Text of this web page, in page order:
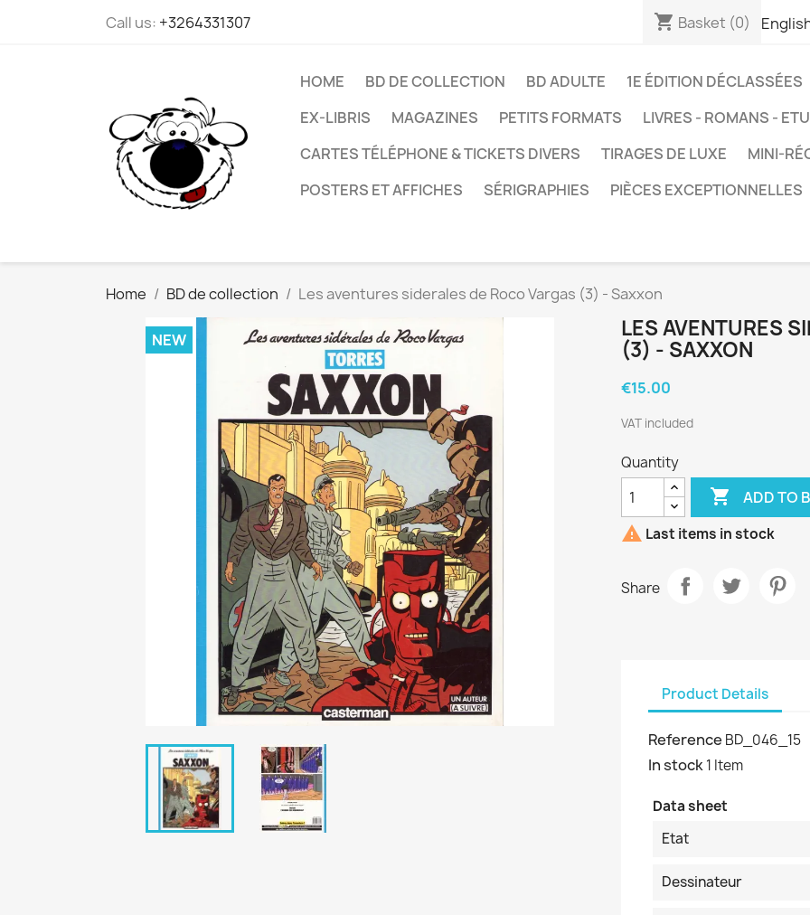
Call us: +3264331307 shopping_cart Basket (0)
HOME BD DE COLLECTION BD ADULTE 1E ÉDITION DÉCLASSÉES
EX-LIBRIS
MAGAZINES PETITS FORMATS LIVRES - ROMANS -
CARTES TÉLÉPHONE & TICKETS DIVERS
TIRAGES DE LUXE
MINI-
POSTERS ET AFFICHES
SÉRIGRAPHIES PIÈCES EXCEPTIONNELLES
Home BD de collection Les aventures siderales de Roco Vargas (3) - Saxxon
NEW
LES AVENTURES
(3) - SAXXON
€15.00
VAT included
Quantity
 ADD TO
 Last items in stock
Share
Product Details
Reference BD_046_15
In stock1 Item
Data sheet
Etat
Dessinateur